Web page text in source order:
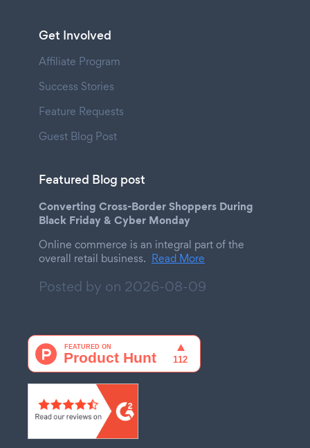
Get Involved
Affiliate Program
Success Stories
Feature Requests
Guest Blog Post
Featured Blog post
Converting Cross-Border Shoppers During
Black Friday & Cyber Monday
Online commerce is an integral part of the
overall retail business. Read More
Posted by on 2026-08-09